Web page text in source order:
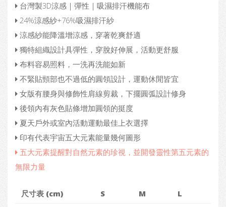
台灣製3D涼感｜彈性｜吸濕排汗機能布
24%涼感紗+76%吸濕排汗紗
涼感紗能降溫增涼感，穿著乾爽舒適
獨特組織設計具彈性，穿脫好伸展，活動更舒服
布料容易照料，一洗再洗能如新
不緊貼頸部也不過低的圓領設計，運動休閒皆宜
女版有腰身與修飾性肩線剪裁，下擺圓弧設計修身
後領內有灰色貼條增加圓領的挺度
夏天戶外或室內活動運動最佳上衣選擇
印有代表宇宙五大元素能量幾何圖形
五大元素提醒對自然元素的珍視，並開發靈性第五元素的
無限力量
尺寸表 (cm) S M
L